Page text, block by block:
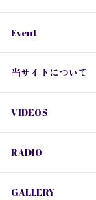
Event
当サイトについて
VIDEOS
RADIO
GALLERY